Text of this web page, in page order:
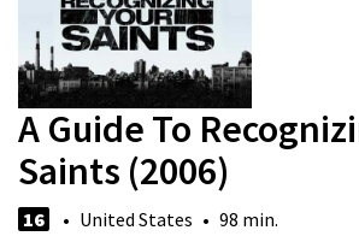
A Guide To
Saints (2006)
16 • United States • 98 min.